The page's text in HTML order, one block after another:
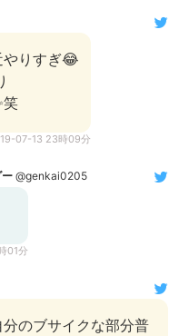
やりすぎ😂
笑
07-13 23時09分
@genkai0205
01分
のブサイクな部分普